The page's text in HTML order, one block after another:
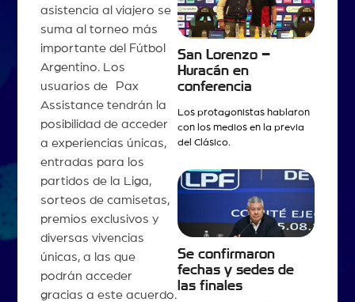
asistencia al viajero se
suma al torneo más
importante del Fútbol
Argentino. Los
usuarios de Pax
Assistance tendrán la
posibilidad de acceder
a experiencias únicas,
entradas para los
partidos de la Liga,
sorteos de camisetas,
premios exclusivos y
diversas vivencias
únicas, a las que
podrán acceder
gracias a este acuerdo.
San Lorenzo –
Huracán en
conferencia
Los protagonistas hablaron
con los medios en la previa
del Clásico.
Se confirmaron
fechas y sedes de
las finales